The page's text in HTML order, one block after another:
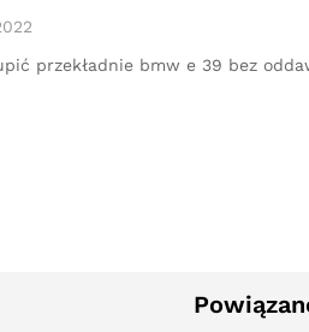
przekładnie bmw e 39 bez